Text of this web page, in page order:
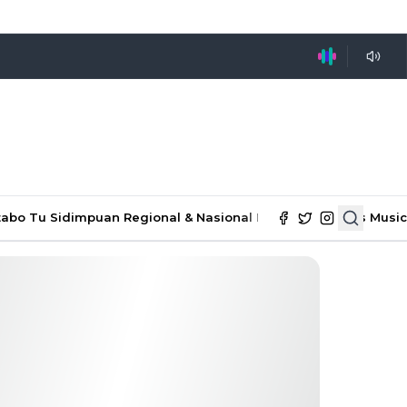
Tu Sidimpuan Regional & Nasional Ekonomi & Bisnis Music